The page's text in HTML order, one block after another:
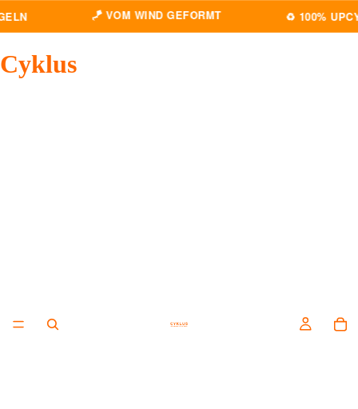
🪁 VOM WIND GEFORMT ♻️ 100%
Cyklus